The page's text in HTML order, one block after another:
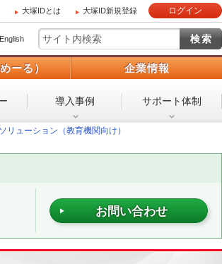
大塚IDとは 大塚ID新規登録 ログイン
English
ーる） 企業情報
導入事例 サポート体制
リューション（教育機関向け）
お問い合わせ